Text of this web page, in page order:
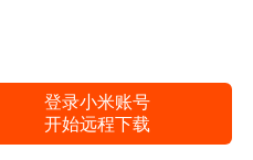
登录小米账号
开始远程下载